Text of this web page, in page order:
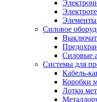
Элементы
Силовое
Силовые
Системы для
Кабель-
Коробки
Лотки